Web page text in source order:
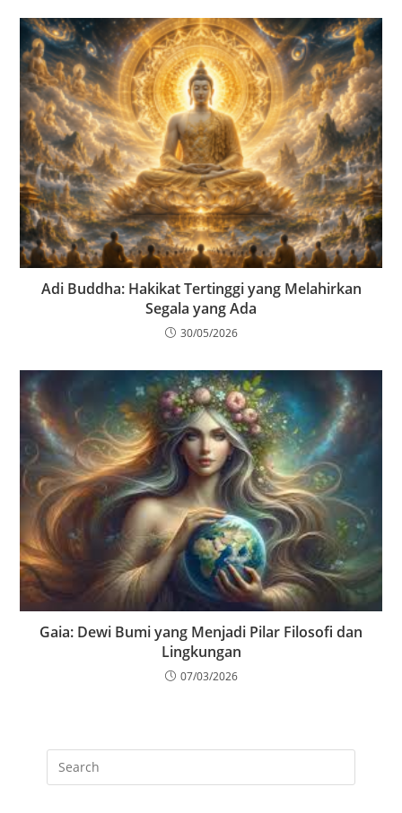
Adi Buddha: Hakikat Tertinggi yang Melahirkan
Segala yang Ada
30/05/2026
Gaia: Dewi Bumi yang Menjadi Pilar Filosofi dan
Lingkungan
07/03/2026